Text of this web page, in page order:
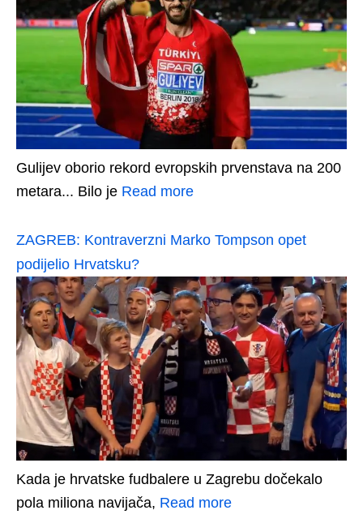
Gulijev oborio rekord evropskih prvenstava na 200
metara... Bilo je Read more
ZAGREB: Kontraverzni Marko Tompson opet
podijelio Hrvatsku?
Kada je hrvatske fudbalere u Zagrebu dočekalo
pola miliona navijača, Read more